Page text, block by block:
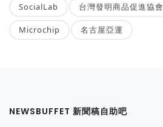
SocialLab 台灣發明商品促進協會
Microchip 名古屋亞運
NEWSBUFFET 新聞稿自助吧